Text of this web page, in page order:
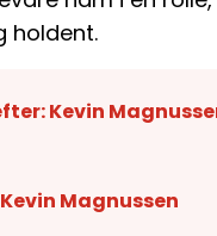
holdent.
Kevin
Magnussen